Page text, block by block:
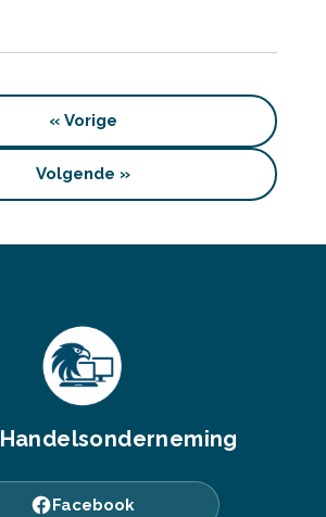
« Vorige
Volgende »
Handelsonderneming
Facebook